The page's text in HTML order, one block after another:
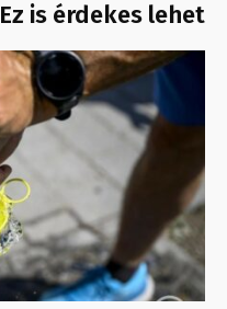
Ez is érdekes lehet